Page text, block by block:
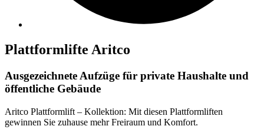
Plattformlifte Aritco
Ausgezeichnete Aufzüge für private Haushalte und
öffentliche Gebäude
Aritco Plattformlift – Kollektion: Mit diesen Plattformliften
gewinnen Sie zuhause mehr Freiraum und Komfort.